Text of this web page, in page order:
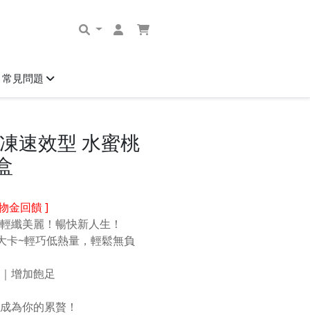
常見問題
速效型 水蜜桃
金回饋 ]
纖美麗！暢快新人生！
卡~輕巧低熱量，輕鬆無負
增加飽足
為你的累贅！